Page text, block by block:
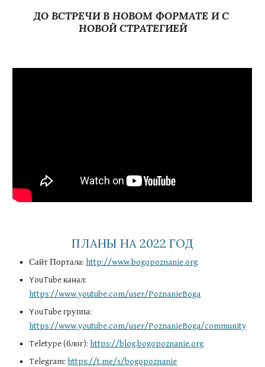
ДО ВСТРЕЧИ В НОВОМ ФОРМАТЕ И С
НОВОЙ СТРАТЕГИЕЙ
ПЛАНЫ НА 2022 ГОД
Сайт Портала: http://www.bogopoznanie.org
https://www.youtube.com/user/PoznanieBoga
YouTube группа:
https://www.youtube.com/user/PoznanieBoga/community
Teletype (блог): https://blog.bogopoznanie.org
Telegram: https://t.me/s/bogopoznanie